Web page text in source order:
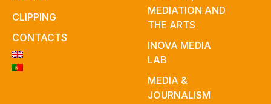
CLIPPING
CONTACTS
MEDIATION AND
THE ARTS
INOVA MEDIA
LAB
MEDIA &
JOURNALISM